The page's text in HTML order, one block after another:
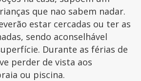
que nao sabem nadar.
estar cercadas ou ter as
sendo aconselhável
Durante as férias de
perder de vista aos
ou piscina.